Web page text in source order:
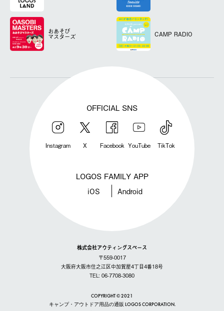
おあそび
マスターズ CAMP RADIO
OFFICIAL SNS
Instagram X Facebook YouTube TikTok
LOGOS FAMILY APP
iOS Android
株式会社アウティングスペース
〒559-0017
大阪府大阪市住之江区中加賀屋4丁目4番18号
TEL: 06-7708-3080
COPYRIGHT © 2021
キャンプ・アウトドア用品の通販 LOGOS CORPORATION.